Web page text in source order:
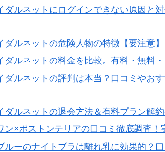
ダルネットにログインできない原因と
ダルネットの危険人物の特徴【要注意
ダルネットの料金を比較。有料・無料
ダルネットの評判は本当？口コミやお
ダルネットの退会方法＆有料プラン解
ン×ボストンテリアの口コミ徹底調査！
ルーのナイトブラは離れ乳に効果的？